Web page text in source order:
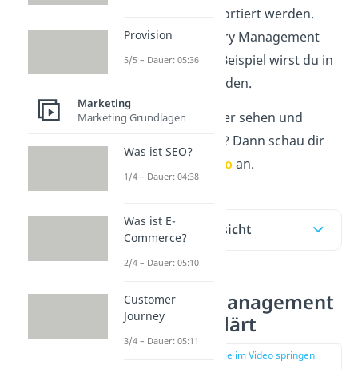
Warengruppen sortiert werden.
Auch den Category Management
Prozess und ein Beispiel wirst du in
diesem Artikel finden.
Du möchtest lieber sehen und
hören statt lesen? Dann schau dir
Video an.
Inhaltsübersicht
Category Management
einfach erklärt
zur Stelle im Video springen
Provision
5/5 – Dauer: 05:36
Marketing
Marketing Grundlagen
Was ist SEO?
1/4 – Dauer: 04:38
Was ist E-
Commerce?
2/4 – Dauer: 05:10
Customer
Journey
3/4 – Dauer: 05:11